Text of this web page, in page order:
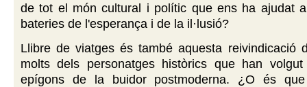
de tot el món cultural i polític que ens ha ajudat
bateries de l'esperança i de la il·lusió?
Llibre de viatges és també aquesta reivindicació
molts dels personatges històrics que han
epígons de la buidor postmoderna. ¿O és